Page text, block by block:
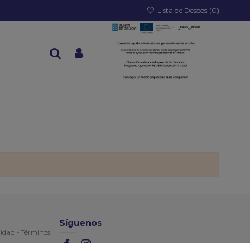
Lista de Deseos (0)
- Términos
Síguenos